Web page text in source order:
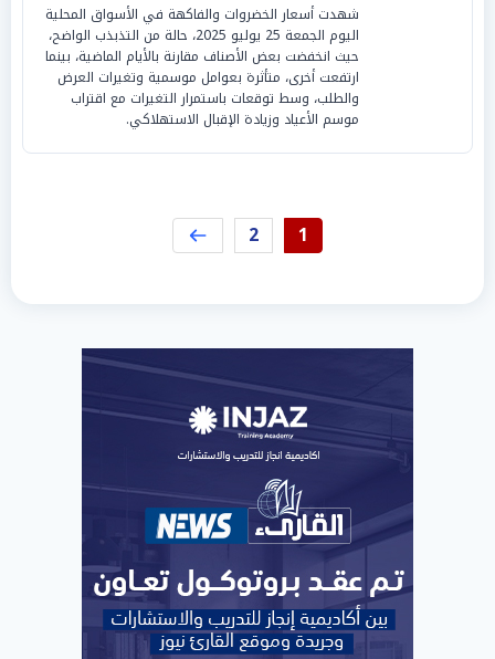
شهدت أسعار الخضروات والفاكهة في الأسواق المحلية
اليوم الجمعة 25 يوليو 2025، حالة من التذبذب الواضح،
حيث انخفضت بعض الأصناف مقارنة بالأيام الماضية، بينما
ارتفعت أخرى، متأثرة بعوامل موسمية وتغيرات العرض
والطلب، وسط توقعات باستمرار التغيرات مع اقتراب
موسم الأعياد وزيادة الإقبال الاستهلاكي.
1
2